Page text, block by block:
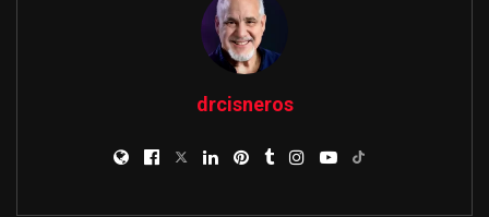
drcisneros